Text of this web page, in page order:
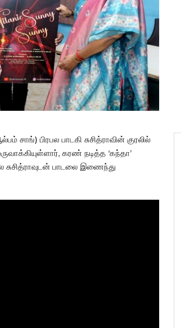
சாங்) பிரபல பாடகி சுசித்ராவின் குரலில்
கரண் நடித்த ‘கந்தா’
பாடலை இணைந்து